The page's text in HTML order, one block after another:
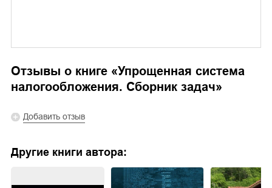
Отзывы о книге «Упрощенная система
налогообложения. Сборник задач»
Добавить отзыв
Другие книги автора: